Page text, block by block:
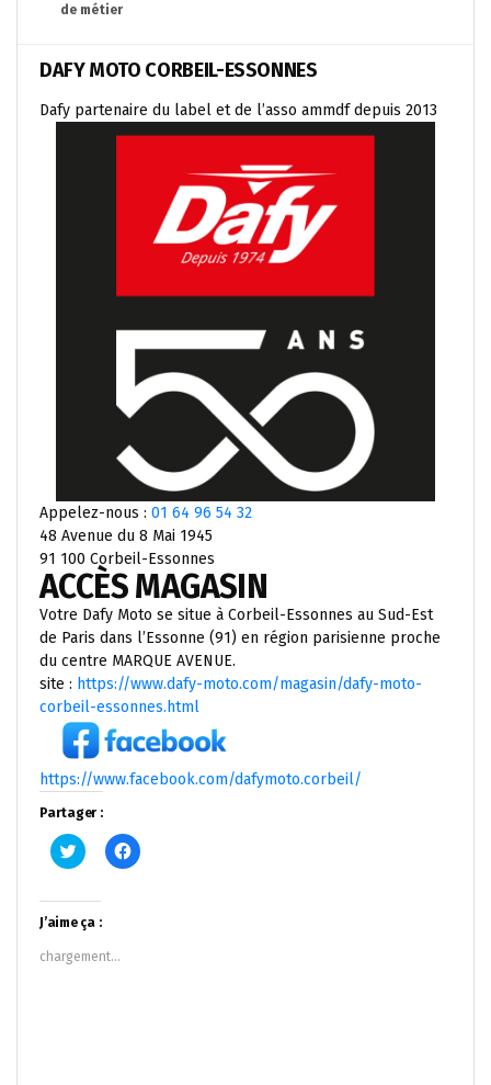
de métier
DAFY MOTO CORBEIL-ESSONNES
Dafy partenaire du label et de l’asso ammdf depuis 2013
Appelez-nous : 01 64 96 54 32
48 Avenue du 8 Mai 1945
91 100 Corbeil-Essonnes
ACCÈS MAGASIN
Votre Dafy Moto se situe à Corbeil-Essonnes au Sud-Est
de Paris dans l’Essonne (91) en région parisienne proche
du centre MARQUE AVENUE.
site : https://www.dafy-moto.com/magasin/dafy-moto-
corbeil-essonnes.html
https://www.facebook.com/dafymoto.corbeil/
Partager :
Cliquez
pour
Twitter(ouvre
dans
une
nouvelle
fenêtre)
Cliquez
pour
J’aime ça :
chargement…